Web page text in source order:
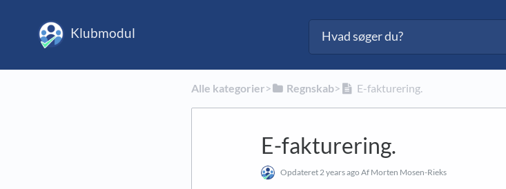
Klubmodul
Alle kategorier​>​ ​Regnskab​>​ E-fakturering.
E-fakturering.
Opdateret 2 years ago Af Morten Mosen-Rieks